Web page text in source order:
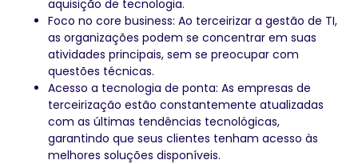
aquisição de tecnologia.
Foco no core business: Ao terceirizar a gestão de TI,
as organizações podem se concentrar em suas
atividades principais, sem se preocupar com
questões técnicas.
Acesso a tecnologia de ponta: As empresas de
terceirização estão constantemente atualizadas
com as últimas tendências tecnológicas,
garantindo que seus clientes tenham acesso às
melhores soluções disponíveis.